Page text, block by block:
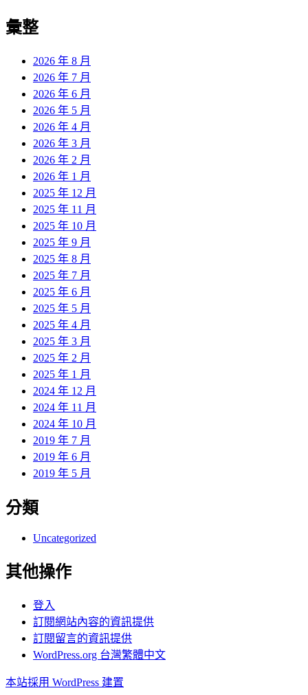
彙整
2026 年 8 月
2026 年 7 月
2026 年 6 月
2026 年 5 月
2026 年 4 月
2026 年 3 月
2026 年 2 月
2026 年 1 月
2025 年 12 月
2025 年 11 月
2025 年 10 月
2025 年 9 月
2025 年 8 月
2025 年 7 月
2025 年 6 月
2025 年 5 月
2025 年 4 月
2025 年 3 月
2025 年 2 月
2025 年 1 月
2024 年 12 月
2024 年 11 月
2024 年 10 月
2019 年 7 月
2019 年 6 月
2019 年 5 月
分類
Uncategorized
其他操作
登入
訂閱網站內容的資訊提供
訂閱留言的資訊提供
WordPress.org 台灣繁體中文
本站採用 WordPress 建置